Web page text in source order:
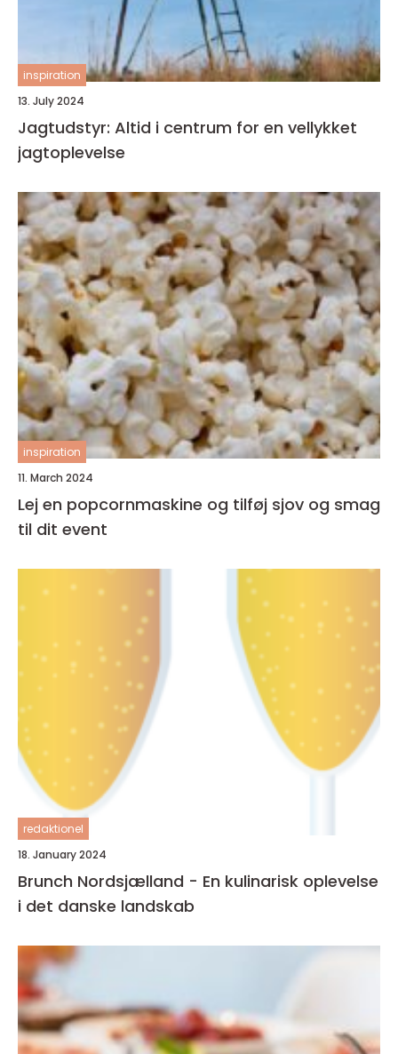
inspiration
13. July 2024
Jagtudstyr: Altid i centrum for en vellykket
jagtoplevelse
inspiration
11. March 2024
Lej en popcornmaskine og tilføj sjov og smag
til dit event
redaktionel
18. January 2024
Brunch Nordsjælland - En kulinarisk oplevelse
i det danske landskab